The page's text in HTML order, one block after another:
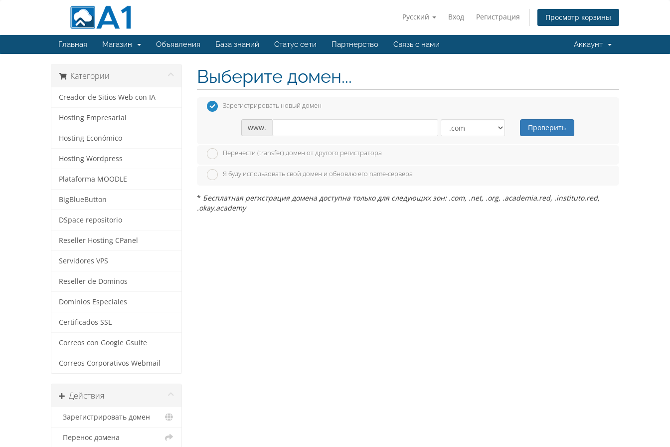
Русский Вход Регистрация Просмотр корзины
Главная Магазин Объявления База знаний Статус сети Партнерство Связь с нами Аккаунт
Категории
Creador de Sitios Web con IA
Hosting Empresarial
Hosting Económico
Hosting Wordpress
Plataforma MOODLE
BigBlueButton
DSpace repositorio
Reseller Hosting CPanel
Servidores VPS
Reseller de Dominos
Dominios Especiales
Certificados SSL
Correos con Google Gsuite
Correos Corporativos Webmail
Действия
Зарегистрировать домен
Перенос домена
Выберите домен...
Зарегистрировать новый домен
www. Проверить
Перенести (transfer) домен от другого регистратора
Я буду использовать свой домен и обновлю его name-сервера
* Бесплатная регистрация домена доступна только для следующих зон: .com, .net, .org, .academia.red, .instituto.red,
.okay.academy